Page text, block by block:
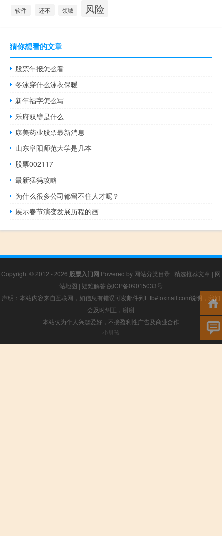
软件 还不 领域 风险
猜你想看的文章
股票年报怎么看
冬泳穿什么泳衣保暖
新年福字怎么写
乐府双璧是什么
康美药业股票最新消息
山东阜阳师范大学是几本
股票002117
最新猛犸攻略
为什么很多公司都留不住人才呢？
展示春节演变发展历程的画
Copyright © 2012 - 2026 股票入门网 Powered by 网站分类目录 | 精选推荐文章 | 网
站地图 | 疑难解答 皖ICP备09015033号
声明：本站内容来自互联网，如信息有错误可发邮件到f_fb#foxmail.com说明，我们
会及时纠正，谢谢
本站仅为个人兴趣爱好，不接盈利性广告及商业合作
小男孩